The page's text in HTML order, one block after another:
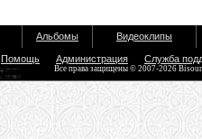
Альбомы Видеоклипы
Помощь Администрация Служба
Все права защищены © 2007-2026